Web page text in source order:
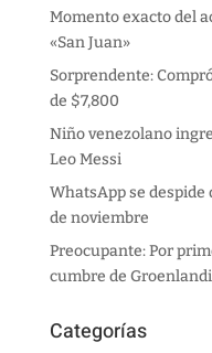
Momento exacto del
«San Juan»
Sorprendente:
de $7,800
Niño venezolano
Leo Messi
WhatsApp se despide
de noviembre
Preocupante: Por
cumbre de
Categorías